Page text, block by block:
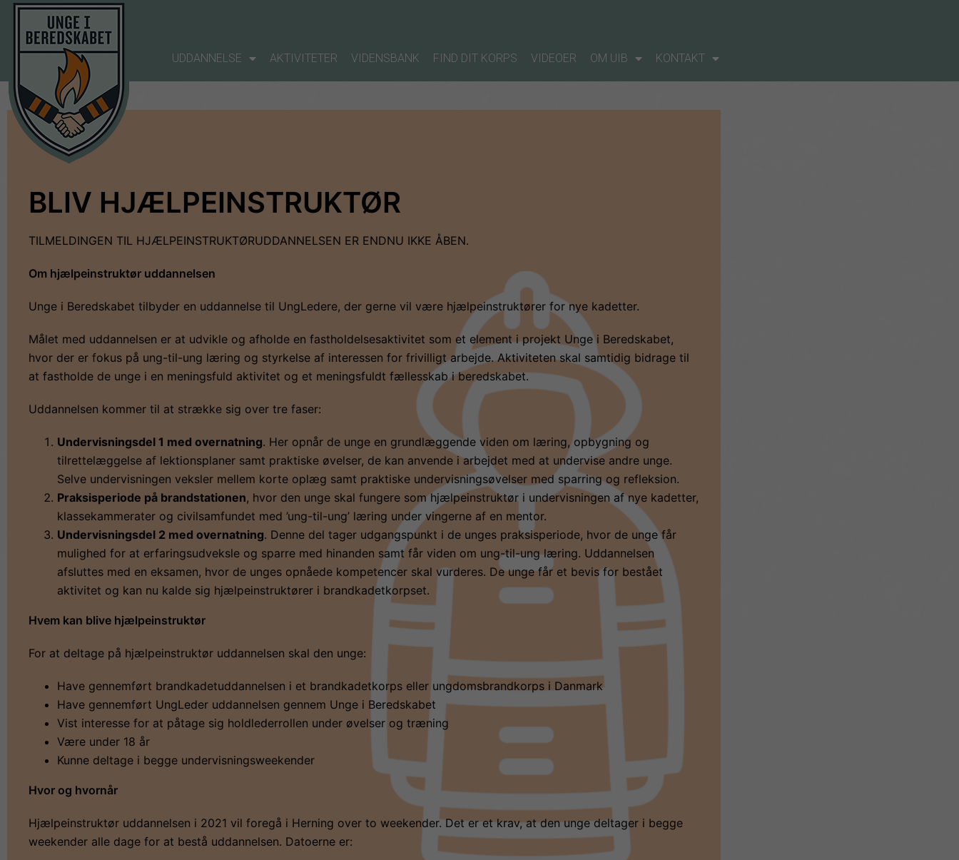
UDDANNELSE AKTIVITETER VIDENSBANK FIND DIT KORPS VIDEOER OM UIB KONTAKT
BLIV HJÆLPEINSTRUKTØR
TILMELDINGEN TIL HJÆLPEINSTRUKTØRUDDANNELSEN ER ENDNU IKKE ÅBEN.
Om hjælpeinstruktør uddannelsen
Unge i Beredskabet tilbyder en uddannelse til UngLedere, der gerne vil være hjælpeinstruktører for nye kadetter.
Målet med uddannelsen er at udvikle og afholde en fastholdelsesaktivitet som et element i projekt Unge i Beredskabet,
hvor der er fokus på ung-til-ung læring og styrkelse af interessen for frivilligt arbejde. Aktiviteten skal samtidig bidrage til
at fastholde de unge i en meningsfuld aktivitet og et meningsfuldt fællesskab i beredskabet.
Uddannelsen kommer til at strække sig over tre faser:
Undervisningsdel 1 med overnatning. Her opnår de unge en grundlæggende viden om læring, opbygning og
tilrettelæggelse af lektionsplaner samt praktiske øvelser, de kan anvende i arbejdet med at undervise andre unge.
Selve undervisningen veksler mellem korte oplæg samt praktiske undervisningsøvelser med sparring og refleksion.
Praksisperiode på brandstationen, hvor den unge skal fungere som hjælpeinstruktør i undervisningen af nye kadetter,
klassekammerater og civilsamfundet med ’ung-til-ung’ læring under vingerne af en mentor.
Undervisningsdel 2 med overnatning. Denne del tager udgangspunkt i de unges praksisperiode, hvor de unge får
mulighed for at erfaringsudveksle og sparre med hinanden samt får viden om ung-til-ung læring. Uddannelsen
afsluttes med en eksamen, hvor de unges opnåede kompetencer skal vurderes. De unge får et bevis for bestået
aktivitet og kan nu kalde sig hjælpeinstruktører i brandkadetkorpset.
Hvem kan blive hjælpeinstruktør
For at deltage på hjælpeinstruktør uddannelsen skal den unge:
Have gennemført brandkadetuddannelsen i et brandkadetkorps eller ungdomsbrandkorps i Danmark
Have gennemført UngLeder uddannelsen gennem Unge i Beredskabet
Vist interesse for at påtage sig holdlederrollen under øvelser og træning
Være under 18 år
Kunne deltage i begge undervisningsweekender
Hvor og hvornår
Hjælpeinstruktør uddannelsen i 2021 vil foregå i Herning over to weekender. Det er et krav, at den unge deltager i begge
weekender alle dage for at bestå uddannelsen. Datoerne er: